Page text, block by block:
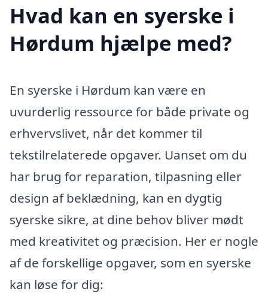
Hvad kan en syerske i
Hørdum hjælpe med?
En syerske i Hørdum kan være en
uvurderlig ressource for både private og
erhvervslivet, når det kommer til
tekstilrelaterede opgaver. Uanset om du
har brug for reparation, tilpasning eller
design af beklædning, kan en dygtig
syerske sikre, at dine behov bliver mødt
med kreativitet og præcision. Her er nogle
af de forskellige opgaver, som en syerske
kan løse for dig: